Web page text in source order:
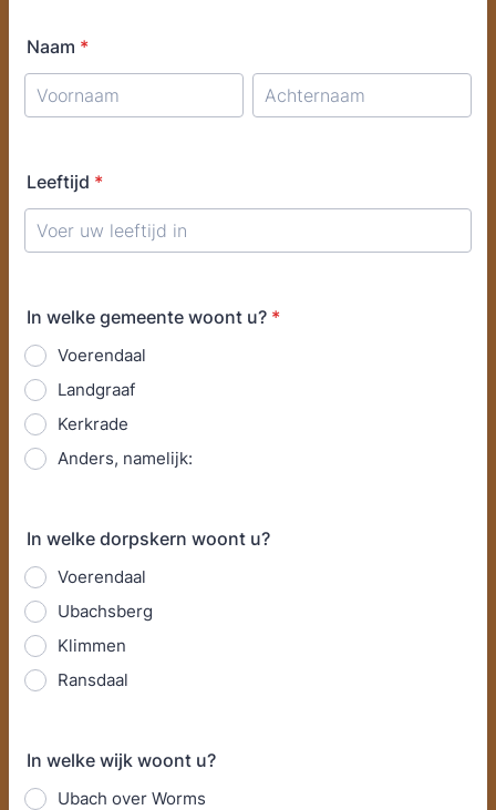
Naam *
Leeftijd *
In welke gemeente woont u? *
Voerendaal
Landgraaf
Kerkrade
Anders, namelijk:
In welke dorpskern woont u?
Voerendaal
Ubachsberg
Klimmen
Ransdaal
In welke wijk woont u?
Ubach over Worms